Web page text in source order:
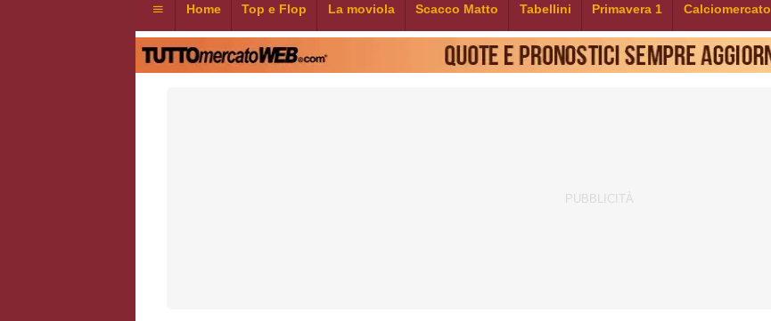
Home Top e Flop La moviola Scacco Matto Tabellini Primavera 1 Calciomercato